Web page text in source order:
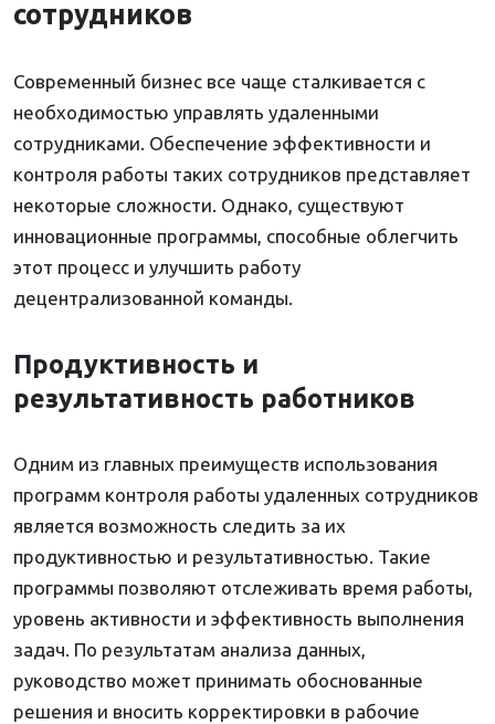
сотрудников
Современный бизнес все чаще сталкивается с
необходимостью управлять удаленными
сотрудниками. Обеспечение эффективности и
контроля работы таких сотрудников представляет
некоторые сложности. Однако, существуют
инновационные программы, способные облегчить
этот процесс и улучшить работу
децентрализованной команды.
Продуктивность и
результативность работников
Одним из главных преимуществ использования
программ контроля работы удаленных сотрудников
является возможность следить за их
продуктивностью и результативностью. Такие
программы позволяют отслеживать время работы,
уровень активности и эффективность выполнения
задач. По результатам анализа данных,
руководство может принимать обоснованные
решения и вносить корректировки в рабочие